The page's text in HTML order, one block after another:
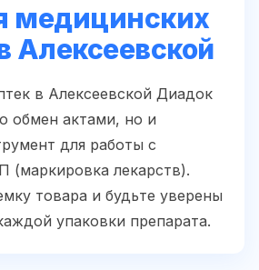
медицинских
Алексеевской
в Алексеевской Диадок
обмен актами, но и
для работы с
лекарств).
товара и будьте уверены
упаковки препарата.